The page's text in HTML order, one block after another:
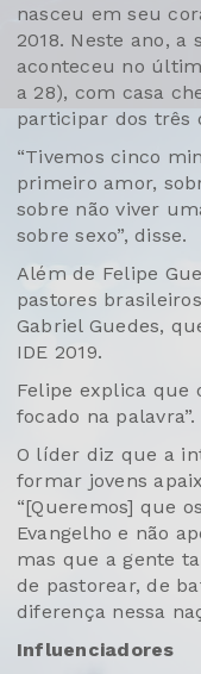
nasceu em seu
2018. Neste ano, a
aconteceu no
a 28), com casa
participar dos três
“Tivemos cinco
primeiro amor,
sobre não viver
sobre sexo”, disse.
Além de Felipe
pastores
Gabriel Guedes,
IDE 2019.
Felipe explica que
focado na palavra”.
O líder diz que a
formar jovens
“[Queremos] que
Evangelho e não
mas que a gente
de pastorear, de
diferença nessa
Influenciadores